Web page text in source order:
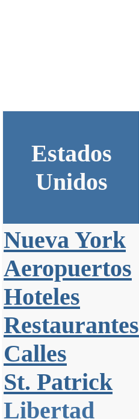
Estados
Unidos
Nueva York
Aeropuertos
Hoteles
Restaurantes
Calles
St. Patrick
Libertad